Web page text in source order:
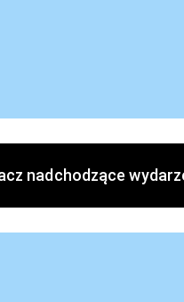
nadchodzące